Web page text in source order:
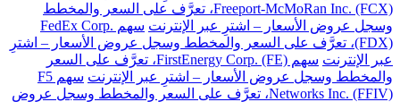
Freeport-McMoRan Inc. (FCX)، تعرَّف على السعر والمخطط
وسجل عروض الأسعار – اشترِ عبر الإنترنت
سهم FedEx Corp.
(FDX)، تعرَّف على السعر والمخطط وسجل عروض الأسعار – اشترِ
عبر الإنترنت
سهم FirstEnergy Corp. (FE)، تعرَّف على السعر
والمخطط وسجل عروض الأسعار – اشترِ عبر الإنترنت
سهم F5
Networks Inc. (FFIV)، تعرَّف على السعر والمخطط وسجل عروض